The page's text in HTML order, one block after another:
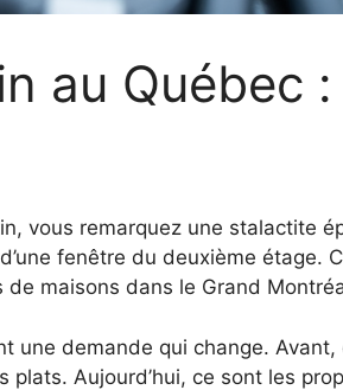
au Québec
vous remarquez une stalactite
fenêtre du deuxième étage.
maisons dans le Grand
une demande qui change.
Aujourd’hui, ce sont les